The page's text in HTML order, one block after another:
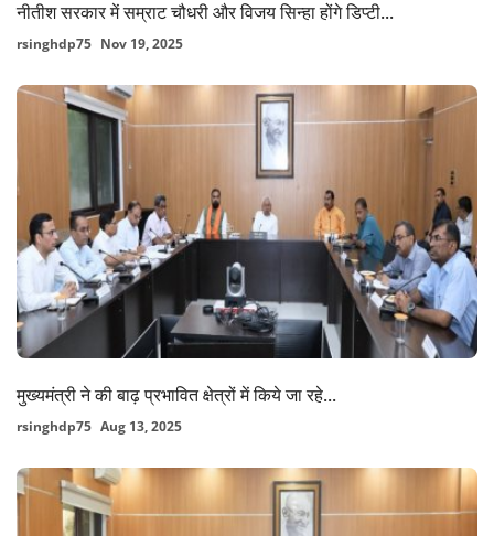
नीतीश सरकार में सम्राट चौधरी और विजय सिन्हा होंगे डिप्टी...
rsinghdp75 Nov 19, 2025
मुख्यमंत्री ने की बाढ़ प्रभावित क्षेत्रों में किये जा रहे...
rsinghdp75 Aug 13, 2025